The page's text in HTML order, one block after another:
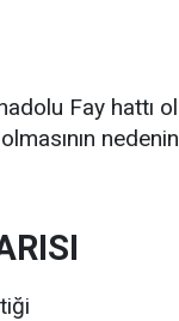
Fay hattı